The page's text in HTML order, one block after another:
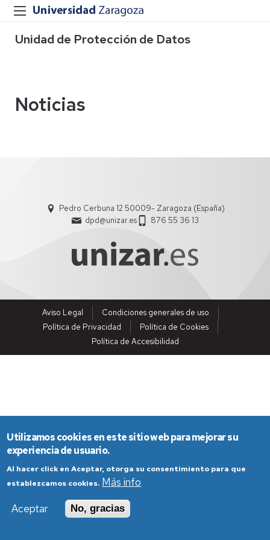
Unidad de Protección de Datos
Noticias
Pedro Cerbuna 12 50009- Zaragoza (España)
dpd@unizar.es
876 55 36 13
Aviso Legal
Condiciones generales de uso
Política de Privacidad
Política de Cookies
Política de Accesibilidad
Utilizamos cookies en este sitio web para mejorar su
experiencia de usuario.
Al hacer click en Aceptar, otorga su consentimiento para que
establezcamos cookies. Más info
Aceptar
No, gracias